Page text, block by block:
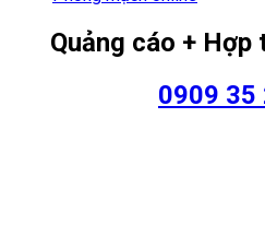
Quảng cáo +
0909 35